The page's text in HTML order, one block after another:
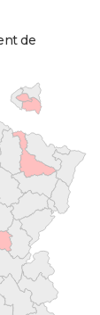
de